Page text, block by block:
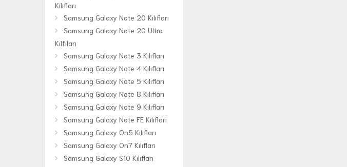
Kılıfları
Samsung Galaxy Note 20 Kılıfları
Samsung Galaxy Note 20 Ultra
Kılfıları
Samsung Galaxy Note 3 Kılıfları
Samsung Galaxy Note 4 Kılıfları
Samsung Galaxy Note 5 Kılıfları
Samsung Galaxy Note 8 Kılıfları
Samsung Galaxy Note 9 Kılıfları
Samsung Galaxy Note FE Kılıfları
Samsung Galaxy On5 Kılıfları
Samsung Galaxy On7 Kılıfları
Samsung Galaxy S10 Kılıfları